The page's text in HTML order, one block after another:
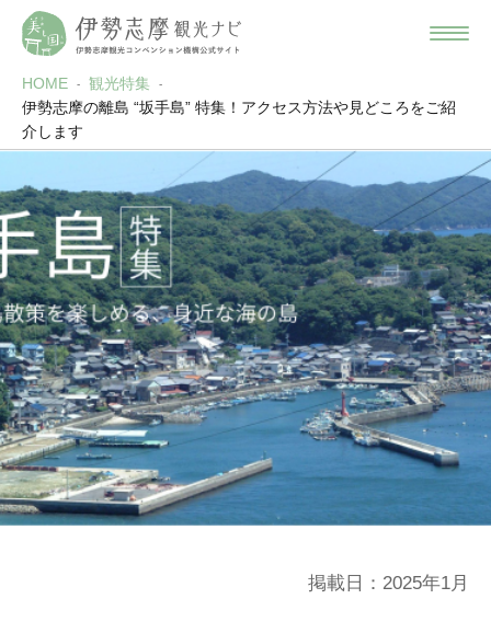
HOME
観光特集
伊勢志摩の離島 “坂手島” 特集！アクセス方法や見どころをご紹
介します
掲載日：2025年1月